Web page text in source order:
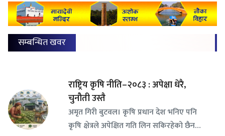
सम्बन्धित खवर
राष्ट्रिय कृषि नीति–२०८३ : अपेक्षा धेरै,
चुनौती उस्तै
अमृत गिरी बुटवल। कृषि प्रधान देश भनिए पनि
कृषि क्षेत्रले अपेक्षित गति लिन सकिरहेको छैन…